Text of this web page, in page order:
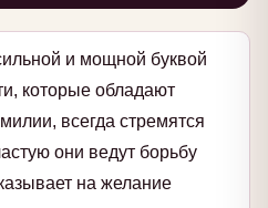
и мощной буквой
которые обладают
всегда стремятся
они ведут борьбу
на желание